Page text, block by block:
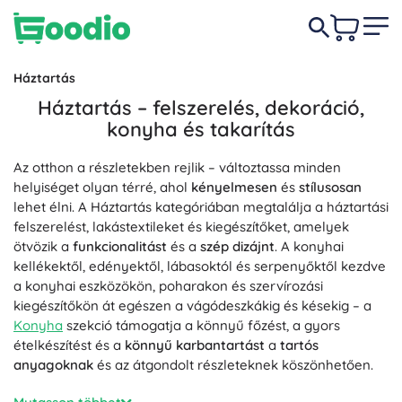
Háztartás
Háztartás – felszerelés, dekoráció,
konyha és takarítás
Az otthon a részletekben rejlik – változtassa minden
helyiséget olyan térré, ahol kényelmesen és stílusosan
lehet élni. A Háztartás kategóriában megtalálja a háztartási
felszerelést, lakástextileket és kiegészítőket, amelyek
ötvözik a funkcionalitást és a szép dizájnt. A konyhai
kellékektől, edényektől, lábasoktól és serpenyőktől kezdve
a konyhai eszközökön, poharakon és szervírozási
kiegészítőkön át egészen a vágódeszkákig és késekig – a
Konyha szekció támogatja a könnyű főzést, a gyors
ételkészítést és a könnyű karbantartást a tartós
anyagoknak és az átgondolt részleteknek köszönhetően.
Hangulatot és rendszert vinne az enteriőrbe? A